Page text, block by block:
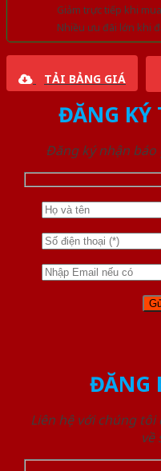
Giảm trực tiếp khi
Nhiều ưu đãi lớn khi
TẢI BẢNG GIÁ
ĐĂNG KÝ
Đăng ký nhận
ĐĂNG
Liên hệ với chúng
về